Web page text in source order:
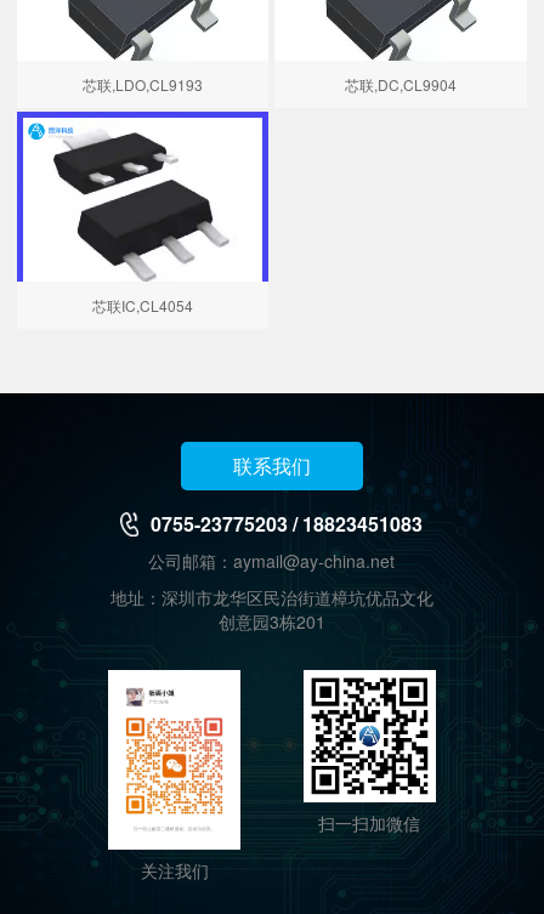
芯联,LDO,CL9193 芯联,DC,CL9904
芯联IC,CL4054
联系我们
0755-23775203 / 18823451083
公司邮箱：aymail@ay-china.net
地址：深圳市龙华区民治街道樟坑优品文化
创意园3栋201
关注我们
扫一扫加微信